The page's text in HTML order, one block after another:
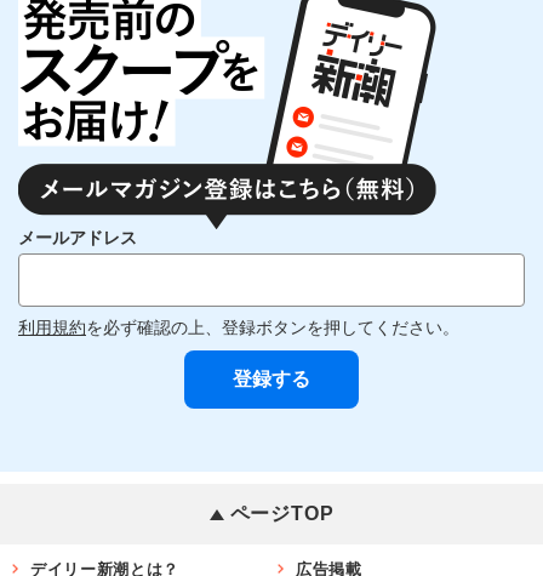
メールアドレス
利用規約を必ず確認の上、登録ボタンを押してください。
ページTOP
デイリー新潮とは？ 広告掲載